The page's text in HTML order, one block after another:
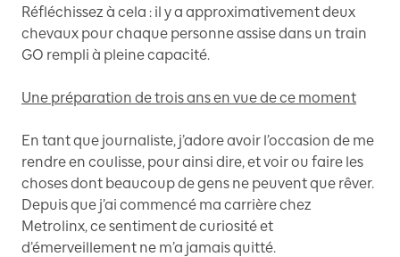
Réfléchissez à cela : il y a approximativement deux
chevaux pour chaque personne assise dans un train
GO rempli à pleine capacité.
Une préparation de trois ans en vue de ce moment
En tant que journaliste, j’adore avoir l’occasion de me
rendre en coulisse, pour ainsi dire, et voir ou faire les
choses dont beaucoup de gens ne peuvent que rêver.
Depuis que j’ai commencé ma carrière chez
Metrolinx, ce sentiment de curiosité et
d’émerveillement ne m’a jamais quitté.